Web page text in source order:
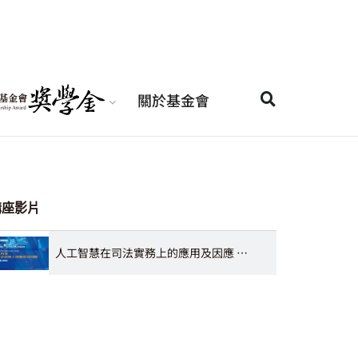
關於基金會
影片
人工智慧在司法實務上的應用及因應 蕭奕弘檢察官